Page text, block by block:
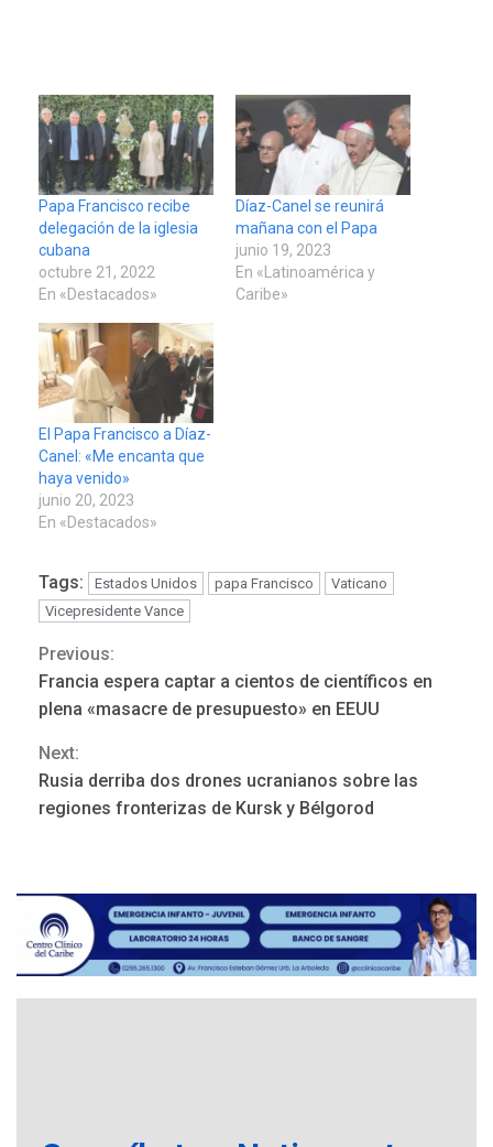
Papa Francisco recibe
delegación de la iglesia
cubana
octubre 21, 2022
En «Destacados»
Díaz-Canel se reunirá
mañana con el Papa
junio 19, 2023
En «Latinoamérica y
Caribe»
El Papa Francisco a Díaz-
Canel: «Me encanta que
haya venido»
junio 20, 2023
En «Destacados»
Tags: Estados Unidos papa Francisco
Vaticano
Vicepresidente Vance
Continue
Reading
Previous:
Francia espera captar a cientos de científicos en
plena «masacre de presupuesto» en EEUU
Next:
Rusia derriba dos drones ucranianos sobre las
regiones fronterizas de Kursk y Bélgorod
ÚLTIMA HORA
Mariño fortalece capacidad
operativa con flota
gestión
REGIONALES ÚLTIMA HORA
Reparan hundimiento de la
«Juan Bautista Arismendi» a